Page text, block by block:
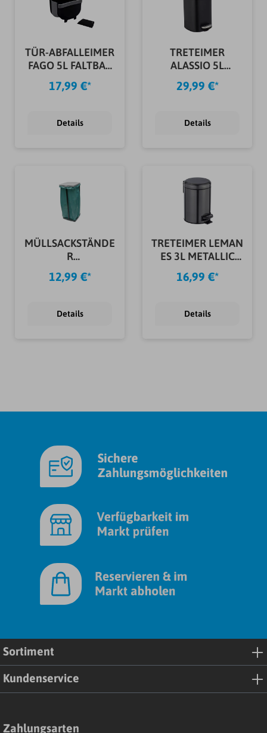
TÜR-ABFALLEIMER
FAGO 5L FALTBAR
17,99 €*
Details
TRETEIMER
ALASSIO 5L
29,99 €*
Details
MÜLLSACKSTÄNDE
R
T
12,99 €*
Details
TRETEIMER LEMAN
ES 3L METALLIC
16,99 €*
Details
Sortiment
Kundenservice
Zahlungsarten